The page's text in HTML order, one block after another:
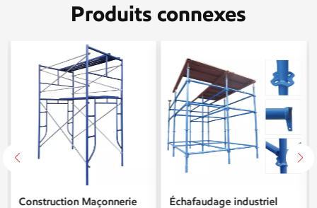
Produits connexes
Construction Maçonnerie
Échafaudage industriel